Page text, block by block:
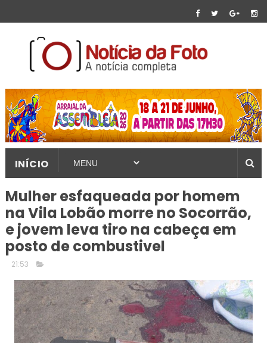
INÍCIO
Mulher esfaqueada por homem
na Vila Lobão morre no Socorrão,
e jovem leva tiro na cabeça em
posto de combustivel
21:53